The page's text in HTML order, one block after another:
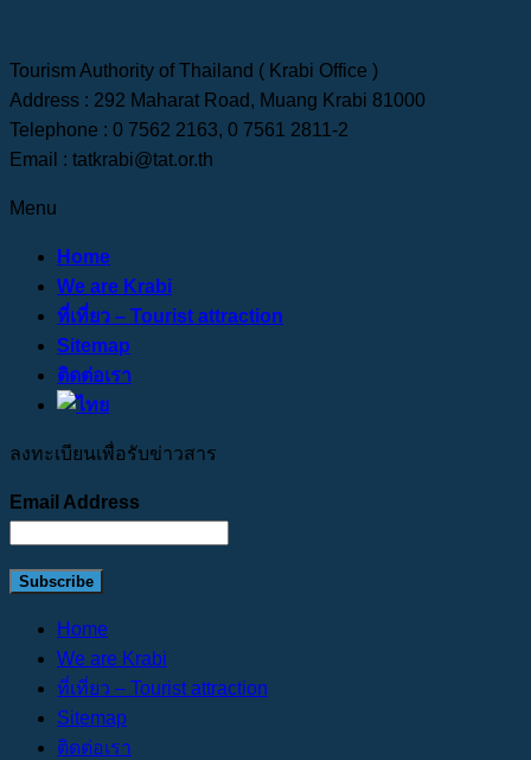
Tourism Authority of Thailand ( Krabi Office )
Address : 292 Maharat Road, Muang Krabi 81000
Telephone : 0 7562 2163, 0 7561 2811-2
Email : tatkrabi@tat.or.th
Menu
Home
We are Krabi
ที่เที่ยว – Tourist attraction
Sitemap
ติดต่อเรา
ลงทะเบียนเพื่อรับข่าวสาร
Email Address
Home
We are Krabi
ที่เที่ยว – Tourist attraction
Sitemap
ติดต่อเรา